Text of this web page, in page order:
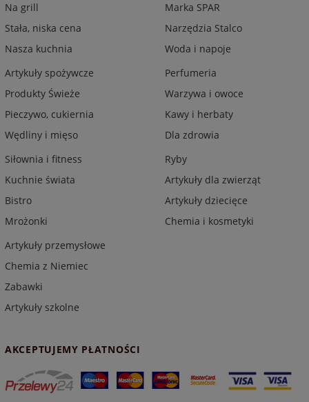
Na grill
Stała, niska cena
Nasza kuchnia
Marka SPAR
Narzędzia Stalco
Woda i napoje
Artykuły spożywcze
Produkty Świeże
Pieczywo, cukiernia
Wędliny i mięso
Perfumeria
Warzywa i owoce
Kawy i herbaty
Dla zdrowia
Siłownia i fitness
Kuchnie świata
Bistro
Mrożonki
Ryby
Artykuły dla zwierząt
Artykuły dziecięce
Chemia i kosmetyki
Artykuły przemysłowe
Chemia z Niemiec
Zabawki
Artykuły szkolne
AKCEPTUJEMY PŁATNOŚCI